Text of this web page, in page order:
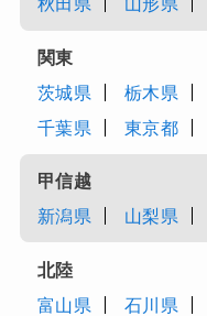
関東
茨城県
栃木県
千葉県
東京都
甲信越
新潟県
山梨県
北陸
富山県
石川県